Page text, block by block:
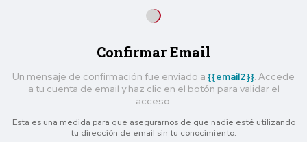
Confirmar Email
Un mensaje de confirmación fue enviado a {{email2}}. Accede
a tu cuenta de email y haz clic en el botón para validar el
acceso.
Esta es una medida para que asegurarnos de que nadie esté utilizando
tu dirección de email sin tu conocimiento.